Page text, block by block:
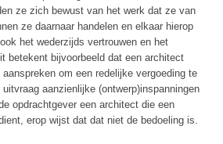
ze zich bewust van het werk dat ze van
ze daarnaar handelen en elkaar hierop
het wederzijds vertrouwen en het
betekent bijvoorbeeld dat een architect
om een redelijke vergoeding te
aanzienlijke (ontwerp)inspanningen
opdrachtgever een architect die een
erop wijst dat dat niet de bedoeling is.